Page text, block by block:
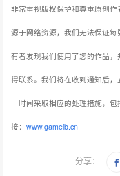
非常重视版权保护和尊重原创
源于网络资源，我们无法保证
有者发现我们使用了您的作品
得联系。我们将在收到通知后
一时间采取相应的处理措施，
接：www.gameib.cn
分享：